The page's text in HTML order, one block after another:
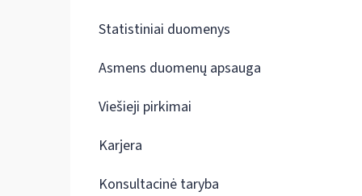
Statistiniai duomenys
Asmens duomenų apsauga
Viešieji pirkimai
Karjera
Konsultacinė taryba